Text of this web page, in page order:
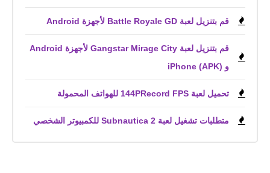
قم بتنزيل لعبة Battle Royale GD لأجهزة Android
قم بتنزيل لعبة Gangstar Mirage City لأجهزة Android
و iPhone (APK)
تحميل لعبة 144PRecord FPS للهواتف المحمولة
متطلبات تشغيل لعبة Subnautica 2 للكمبيوتر الشخصي